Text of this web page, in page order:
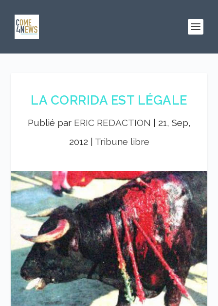
LA CORRIDA EST LÉGALE
Publié par ERIC REDACTION
21, Sep,
2012
Tribune libre